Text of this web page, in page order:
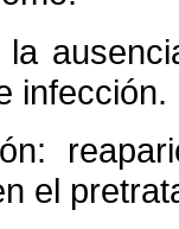
la
infección.
el